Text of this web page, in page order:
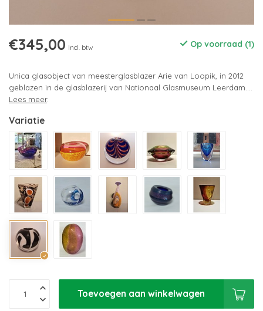
€345,00 Incl. btw Op voorraad (1)
Unica glasobject van meesterglasblazer Arie van Loopik, in 2012
geblazen in de glasblazerij van Nationaal Glasmuseum Leerdam....
Lees meer.
Variatie
Toevoegen aan winkelwagen